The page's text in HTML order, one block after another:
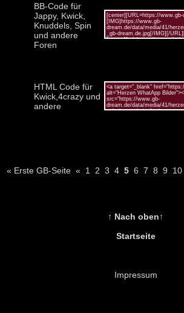
BB-Code für
Jappy, Kwick,
Knuddels, Spin
und andere
Foren
HTML Code für
Kwick,4crazy und
andere
« Erste GB-Seite « 1 2 3 4 5 6 7 8 9 10
↑ Nach oben↑
Startseite
Impressum